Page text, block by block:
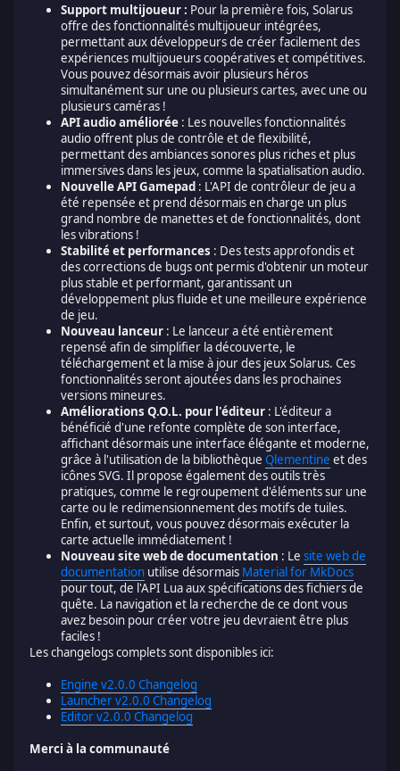
Support multijoueur : Pour la première fois, Solarus
offre des fonctionnalités multijoueur intégrées,
permettant aux développeurs de créer facilement des
expériences multijoueurs coopératives et compétitives.
Vous pouvez désormais avoir plusieurs héros
simultanément sur une ou plusieurs cartes, avec une ou
plusieurs caméras !
API audio améliorée : Les nouvelles fonctionnalités
audio offrent plus de contrôle et de flexibilité,
permettant des ambiances sonores plus riches et plus
immersives dans les jeux, comme la spatialisation audio.
Nouvelle API Gamepad : L'API de contrôleur de jeu a
été repensée et prend désormais en charge un plus
grand nombre de manettes et de fonctionnalités, dont
les vibrations !
Stabilité et performances : Des tests approfondis et
des corrections de bugs ont permis d'obtenir un moteur
plus stable et performant, garantissant un
développement plus fluide et une meilleure expérience
de jeu.
Nouveau lanceur : Le lanceur a été entièrement
repensé afin de simplifier la découverte, le
téléchargement et la mise à jour des jeux Solarus. Ces
fonctionnalités seront ajoutées dans les prochaines
versions mineures.
Améliorations Q.O.L. pour l'éditeur : L'éditeur a
bénéficié d'une refonte complète de son interface,
affichant désormais une interface élégante et moderne,
grâce à l'utilisation de la bibliothèque Qlementine et des
icônes SVG. Il propose également des outils très
pratiques, comme le regroupement d'éléments sur une
carte ou le redimensionnement des motifs de tuiles.
Enfin, et surtout, vous pouvez désormais exécuter la
carte actuelle immédiatement !
Nouveau site web de documentation : Le site web de
documentation utilise désormais Material for MkDocs
pour tout, de l'API Lua aux spécifications des fichiers de
quête. La navigation et la recherche de ce dont vous
avez besoin pour créer votre jeu devraient être plus
faciles !
Les changelogs complets sont disponibles ici:
Engine v2.0.0 Changelog
Launcher v2.0.0 Changelog
Editor v2.0.0 Changelog
Merci à la communauté